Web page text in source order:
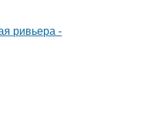
ривьера -